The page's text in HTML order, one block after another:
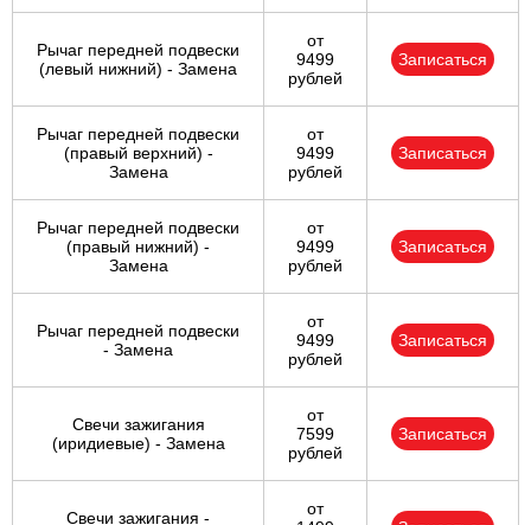
Рычаг передней подвески
(левый нижний) - Замена
от
9499
рублей
Записаться
Рычаг передней подвески
(правый верхний) -
Замена
от
9499
рублей
Записаться
Рычаг передней подвески
(правый нижний) -
Замена
от
9499
рублей
Записаться
Рычаг передней подвески
- Замена
от
9499
рублей
Записаться
Свечи зажигания
(иридиевые) - Замена
от
7599
рублей
Записаться
Свечи зажигания -
от